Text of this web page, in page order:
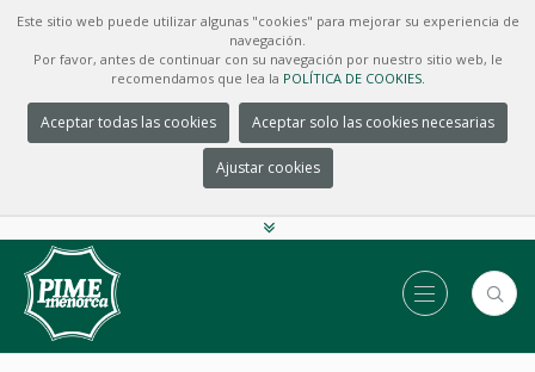
Este sitio web puede utilizar algunas "cookies" para mejorar su experiencia de
navegación.
Por favor, antes de continuar con su navegación por nuestro sitio web, le
recomendamos que lea la POLÍTICA DE COOKIES.
Aceptar todas las cookies Aceptar solo las cookies necesarias
Ajustar cookies